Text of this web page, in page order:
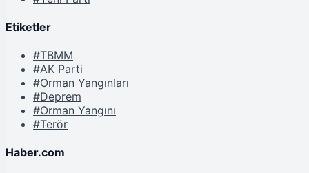
Etiketler
#TBMM
#AK Parti
#Orman Yangınları
#Deprem
#Orman Yangını
#Terör
Haber.com